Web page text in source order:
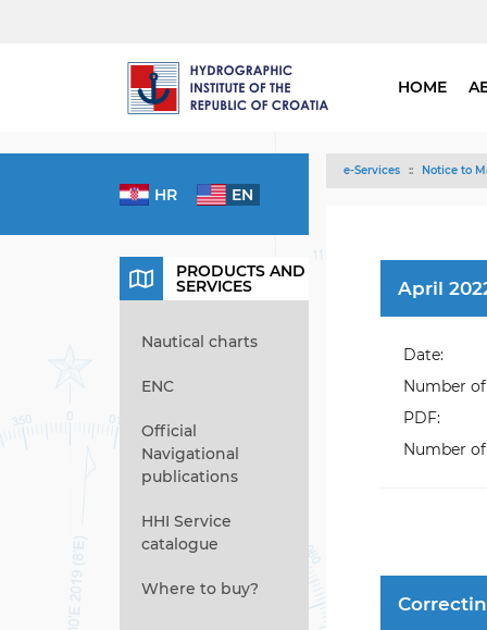
HOME
EN
HR
PRODUCTS AND
SERVICES
Nautical charts
ENC
Official
Navigational
publications
HHI Service
catalogue
Where to buy?
e-Services Notice to
April
Date:
Number
PDF:
Number